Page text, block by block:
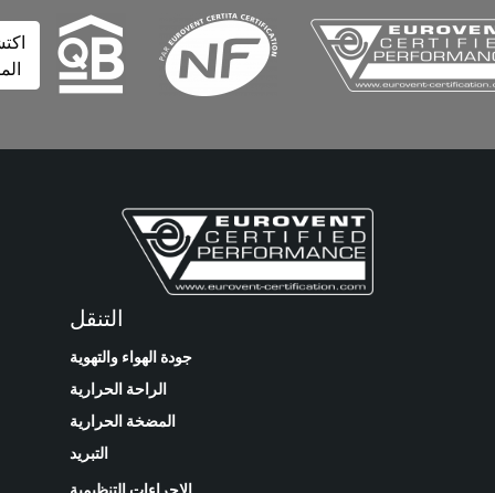
اكتشف
المزيد
التنقل
جودة الهواء والتهوية
الراحة الحرارية
المضخة الحرارية